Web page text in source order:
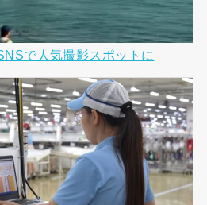
で人気撮影スポットに